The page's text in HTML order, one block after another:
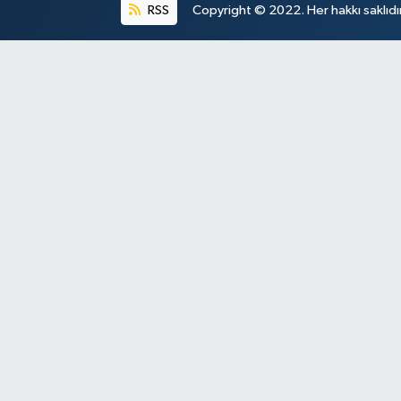
RSS Copyright © 2022. Her hakkı